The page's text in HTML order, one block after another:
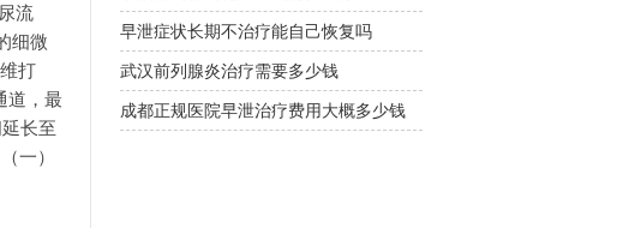
流
细微
打
道，最
长至
一）
早泄症状长期不治疗能自己恢复吗
武汉前列腺炎治疗需要多少钱
成都正规医院早泄治疗费用大概多少钱